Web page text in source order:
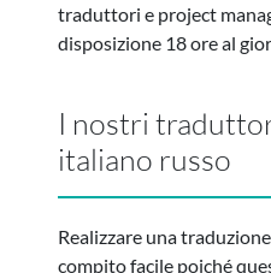
traduttori e project
disposizione 18 ore al
I nostri
italiano russo
Realizzare una
compito facile poiché